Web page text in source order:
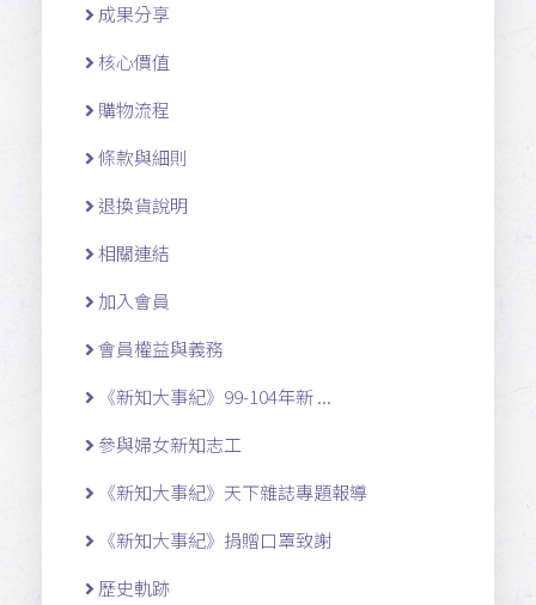
成果分享
核心價值
購物流程
條款與細則
退換貨說明
相關連結
加入會員
會員權益與義務
《新知大事紀》99-104年新 ...
參與婦女新知志工
《新知大事紀》天下雜誌專題報導
《新知大事紀》捐贈口罩致謝
歷史軌跡